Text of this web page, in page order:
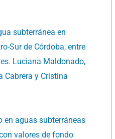
subterránea en
Sur de Córdoba, entre
Luciana Maldonado,
Cabrera y Cristina
en aguas subterráneas
valores de fondo